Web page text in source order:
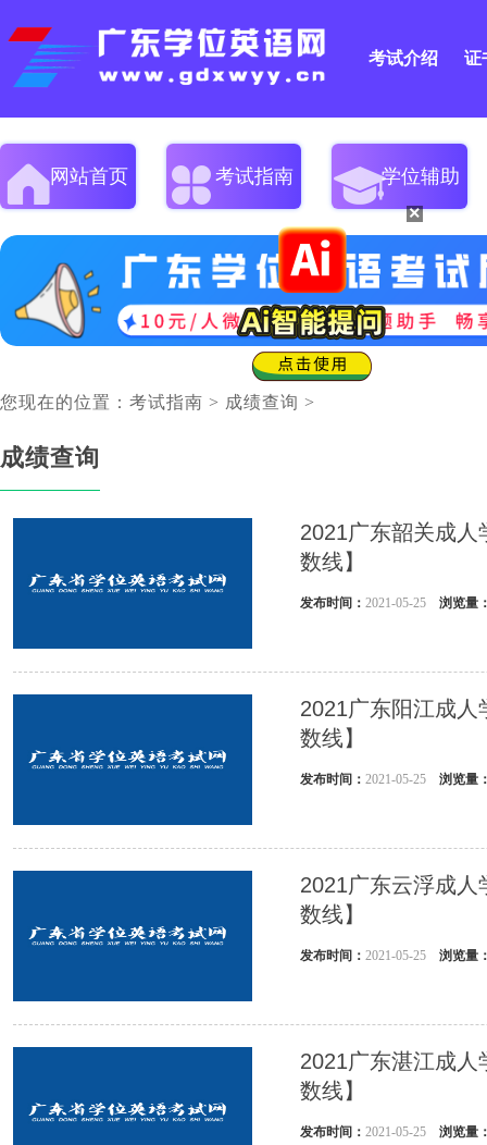
考试介绍 证
×
网站首页 考试指南 学位辅助
您现在的位置： 考试指南 > 成绩查询 >
成绩查询
2021广东韶关成
数线】
发布时间： 2021-05-25 浏览量
2021广东阳江成
数线】
发布时间： 2021-05-25 浏览量
2021广东云浮成
数线】
发布时间： 2021-05-25 浏览量
2021广东湛江成
数线】
发布时间： 2021-05-25 浏览量